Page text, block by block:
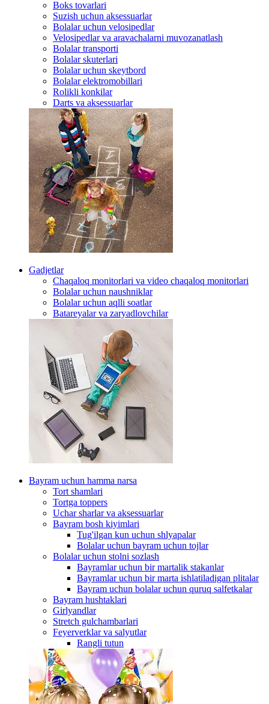
Boks tovarlari
Suzish uchun aksessuarlar
Bolalar uchun velosipedlar
Velosipedlar va aravachalarni muvozanatlash
Bolalar transporti
Bolalar skuterlari
Bolalar uchun skeytbord
Bolalar elektromobillari
Rolikli konkilar
Darts va aksessuarlar
Gadjetlar
Chaqaloq monitorlari va video chaqaloq monitorlari
Bolalar uchun naushniklar
Bolalar uchun aqlli soatlar
Batareyalar va zaryadlovchilar
Bayram uchun hamma narsa
Tort shamlari
Tortga toppers
Uchar sharlar va aksessuarlar
Bayram bosh kiyimlari
Tug'ilgan kun uchun shlyapalar
Bolalar uchun bayram uchun tojlar
Bolalar uchun stolni sozlash
Bayramlar uchun bir martalik stakanlar
Bayramlar uchun bir marta ishlatiladigan plitalar
Bayram uchun bolalar uchun quruq salfetkalar
Bayram hushtaklari
Girlyandlar
Stretch gulchambarlari
Feyerverklar va salyutlar
Rangli tutun